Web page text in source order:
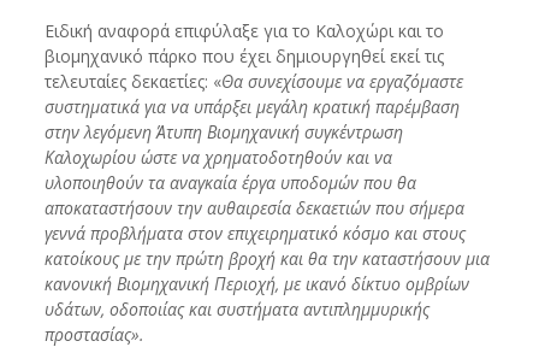
Ειδική αναφορά επιφύλαξε για το Καλοχώρι και το
βιομηχανικό πάρκο που έχει δημιουργηθεί εκεί τις
τελευταίες δεκαετίες: «Θα συνεχίσουμε να εργαζόμαστε
συστηματικά για να υπάρξει μεγάλη κρατική παρέμβαση
στην λεγόμενη Άτυπη Βιομηχανική συγκέντρωση
Καλοχωρίου ώστε να χρηματοδοτηθούν και να
υλοποιηθούν τα αναγκαία έργα υποδομών που θα
αποκαταστήσουν την αυθαιρεσία δεκαετιών που σήμερα
γεννά προβλήματα στον επιχειρηματικό κόσμο και στους
κατοίκους με την πρώτη βροχή και θα την καταστήσουν μια
κανονική Βιομηχανική Περιοχή, με ικανό δίκτυο ομβρίων
υδάτων, οδοποιίας και συστήματα αντιπλημμυρικής
προστασίας».